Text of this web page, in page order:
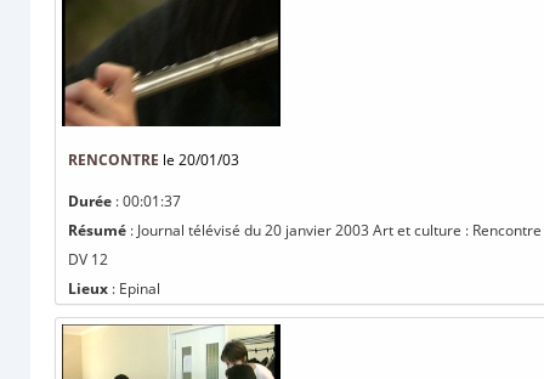
RENCONTRE le 20/01/03
Durée : 00:01:37
Résumé : Journal télévisé du 20 janvier 2003 Art et culture :
DV 12
Lieux : Epinal